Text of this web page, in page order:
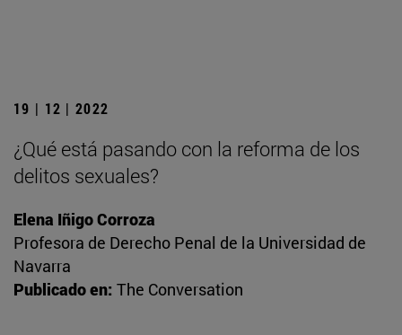
19 | 12 | 2022
¿Qué está pasando con la reforma de los
delitos sexuales?
Elena Iñigo Corroza
Profesora de Derecho Penal de la Universidad de
Navarra
Publicado en: The Conversation